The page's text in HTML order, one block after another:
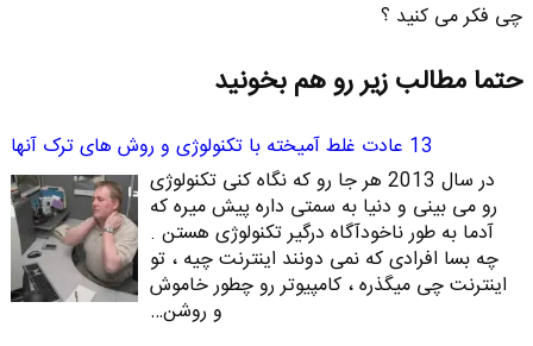
چی فکر می کنید ؟
حتما مطالب زیر رو هم بخونید
13 عادت غلط آمیخته با تکنولوژی و روش های ترک آنها
در سال 2013 هر جا رو که نگاه کنی تکنولوژی
رو می بینی و دنیا به سمتی داره پیش میره که
آدما به طور ناخودآگاه درگیر تکنولوژی هستن .
چه بسا افرادی که نمی دونند اینترنت چیه ، تو
اینترنت چی میگذره ، کامپیوتر رو چطور خاموش
و روشن…